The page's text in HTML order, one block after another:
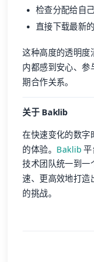
检查分配给自
直接下载最新
这种高度的透明度
内都感到安心、参
期合作关系。
关于 Baklib
在快速变化的数字
的体验。 Baklib 平
技术团队统一到一
速、更高效地打造
的挑战。